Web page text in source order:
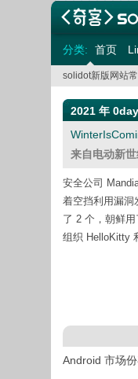
分类: 首页
solidot新版网站
2021 年
来自电动新
安全公司
着空挡利用漏洞
了 2 个，朝鲜
组织 HelloKitty
Android 市场